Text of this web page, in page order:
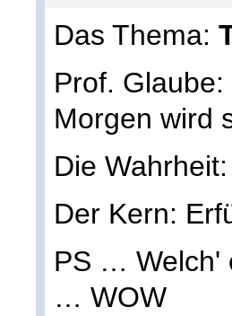
Das Thema:
Prof.
Morgen wird
Die
Der Kern:
PS … Welch'
… WOW